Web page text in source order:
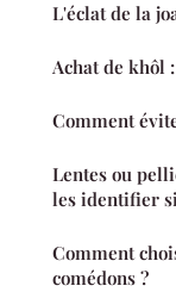
L'éclat de la
Achat de khôl
Comment
Lentes ou
les identifier
Comment
comédons ?